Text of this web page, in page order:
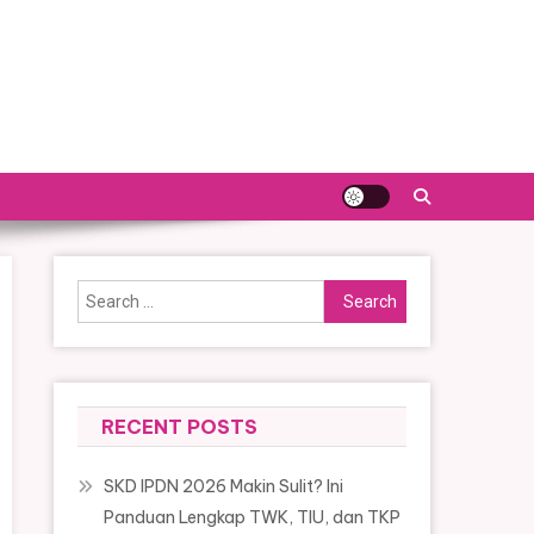
Search
for:
RECENT POSTS
SKD IPDN 2026 Makin Sulit? Ini
Panduan Lengkap TWK, TIU, dan TKP